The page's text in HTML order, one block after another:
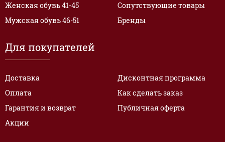
Женская обувь 41-45
Мужская обувь 46-51
Сопутствующие товары
Бренды
Для покупателей
Доставка
Оплата
Гарантия и возврат
Акции
Дисконтная программа
Как сделать заказ
Публичная оферта